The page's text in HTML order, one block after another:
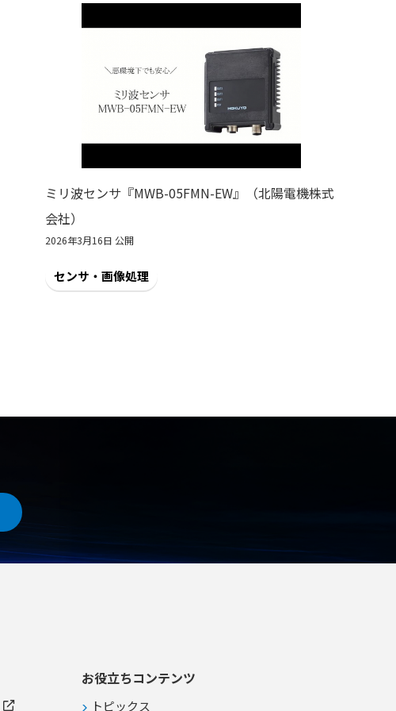
ミリ波センサ『MWB-05FMN-EW』（北陽電機株式
会社）
2026年3月16日 公開
センサ・画像処理
お役立ちコンテンツ
トピックス